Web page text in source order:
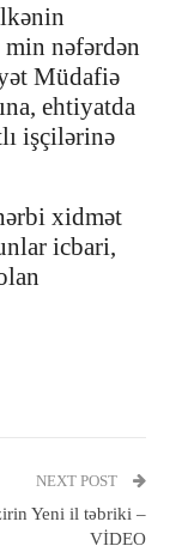
nəfərdən
Müdafiə
ehtiyatda
işçilərinə
xidmət
icbari,
NEXT POST
Yeni il təbriki –
VİDEO